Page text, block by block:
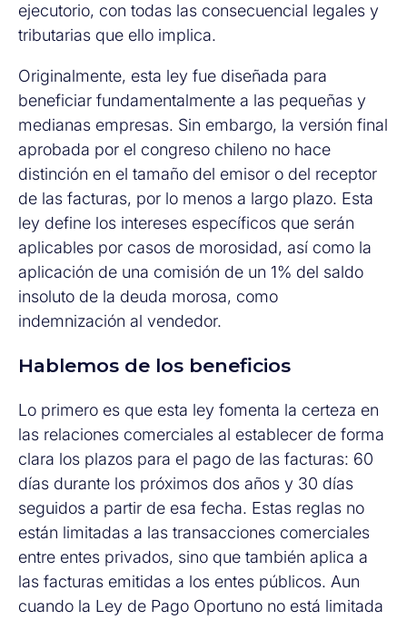
ejecutorio, con todas las consecuencial legales y
tributarias que ello implica.
Originalmente, esta ley fue diseñada para
beneficiar fundamentalmente a las pequeñas y
medianas empresas. Sin embargo, la versión final
aprobada por el congreso chileno no hace
distinción en el tamaño del emisor o del receptor
de las facturas, por lo menos a largo plazo. Esta
ley define los intereses específicos que serán
aplicables por casos de morosidad, así como la
aplicación de una comisión de un 1% del saldo
insoluto de la deuda morosa, como
indemnización al vendedor.
Hablemos de los beneficios
Lo primero es que esta ley fomenta la certeza en
las relaciones comerciales al establecer de forma
clara los plazos para el pago de las facturas: 60
días durante los próximos dos años y 30 días
seguidos a partir de esa fecha. Estas reglas no
están limitadas a las transacciones comerciales
entre entes privados, sino que también aplica a
las facturas emitidas a los entes públicos. Aun
cuando la Ley de Pago Oportuno no está limitada